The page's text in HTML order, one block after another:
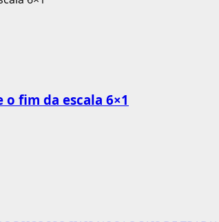
fim da escala 6×1